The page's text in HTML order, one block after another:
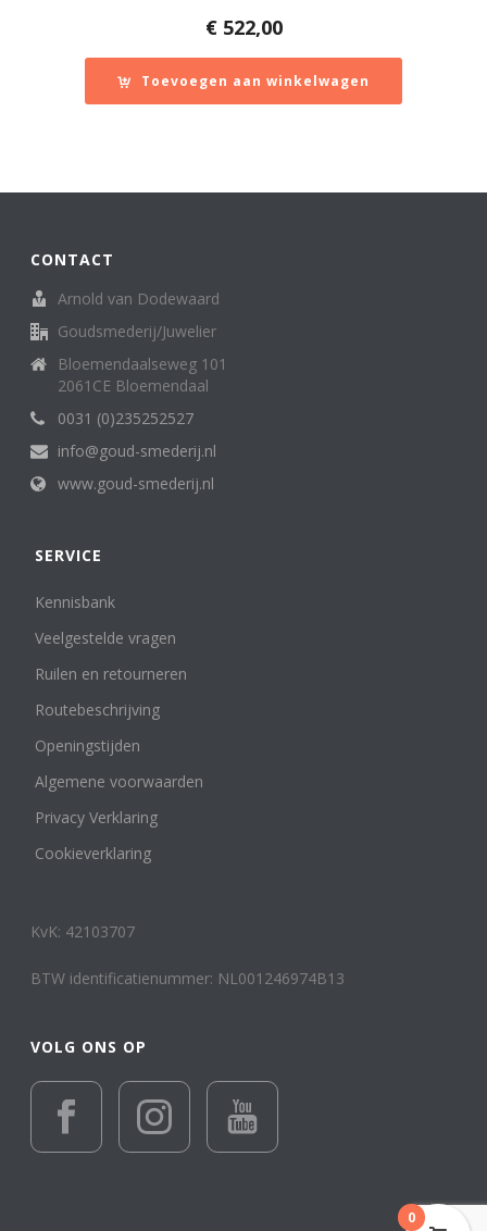
€522,00
Toevoegen aan winkelwagen
CONTACT
Arnold van Dodewaard
Goudsmederij/Juwelier
Bloemendaalseweg 101
2061CE Bloemendaal
0031 (0)235252527
info@goud-smederij.nl
www.goud-smederij.nl
SERVICE
Kennisbank
Veelgestelde vragen
Ruilen en retourneren
Routebeschrijving
Openingstijden
Algemene voorwaarden
Privacy Verklaring
Cookieverklaring
KvK: 42103707
BTW identificatienummer: NL001246974B13
VOLG ONS OP
0